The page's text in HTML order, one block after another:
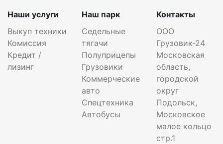
Наши услуги
Выкуп техники
Комиссия
Кредит /
лизинг
Наш парк
Седельные
тягачи
Полуприцепы
Грузовики
Коммерческие
авто
Спецтехника
Автобусы
Контакты
ООО
Грузовик-24
Московская
область,
городской
округ
Подольск,
Московское
малое кольцо
стр.1